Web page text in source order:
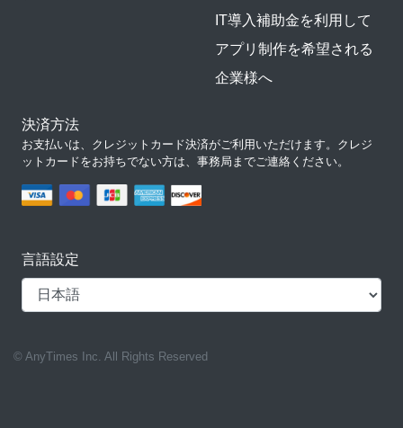
IT導入補助金を利用して
アプリ制作を希望される
企業様へ
決済方法
お支払いは、クレジットカード決済がご利用いただけます。クレジ
ットカードをお持ちでない方は、事務局までご連絡ください。
言語設定
© AnyTimes Inc. All Rights Reserved